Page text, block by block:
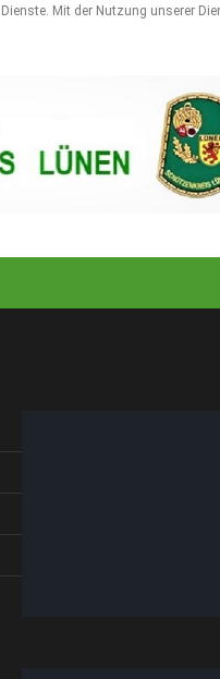
Mit der Nutzung unserer